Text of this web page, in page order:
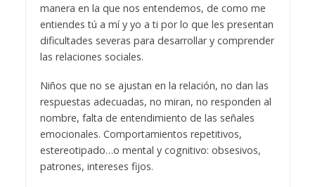
manera en la que nos entendemos, de como me
entiendes tú a mí y yo a ti por lo que les presentan
dificultades severas para desarrollar y comprender
las relaciones sociales.
Niños que no se ajustan en la relación, no dan las
respuestas adecuadas, no miran, no responden al
nombre, falta de entendimiento de las señales
emocionales. Comportamientos repetitivos,
estereotipado…o mental y cognitivo: obsesivos,
patrones, intereses fijos.